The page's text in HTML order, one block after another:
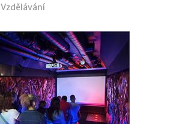
Vzdělávání